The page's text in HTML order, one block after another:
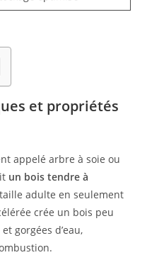
et propriétés
appelé arbre à soie ou
un bois tendre à
adulte en seulement
crée un bois peu
gorgées d’eau,